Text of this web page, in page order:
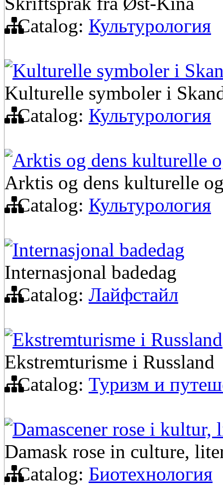
Catalog: Культурология
Kulturelle symboler i
Kulturelle symboler i
Catalog: Культурология
Arktis og dens kulturelle
Arktis og dens kulturelle
Catalog: Культурология
Internasjonal badedag
Internasjonal badedag
Catalog: Лайфстайл
Ekstremturisme i Russland
Ekstremturisme i Russland
Catalog: Туризм и
Damascener rose i kultur,
Damask rose in culture,
Catalog: Биотехнология